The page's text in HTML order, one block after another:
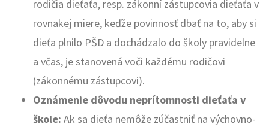
rodičia dieťaťa, resp. zákonní zástupcovia dieťaťa v
rovnakej miere, keďže povinnosť dbať na to, aby si
dieťa plnilo PŠD a dochádzalo do školy pravidelne
a včas, je stanovená voči každému rodičovi
(zákonnému zástupcovi).
Oznámenie dôvodu neprítomnosti dieťaťa v
škole: Ak sa dieťa nemôže zúčastniť na výchovno-